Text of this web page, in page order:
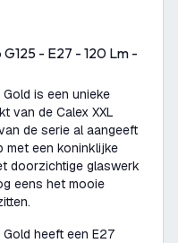
- E27 - 120 Lm -
Gold is een unieke
van de Calex XXL
de serie al aangeeft
met een koninklijke
doorzichtige glaswerk
eens het mooie
Gold heeft een E27